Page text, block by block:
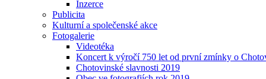
Inzerce
Publicita
Kulturní a společenské akce
Fotogalerie
Videotéka
Koncert k výročí 750 let od první zmínky o
Chotovinské slavnosti 2019